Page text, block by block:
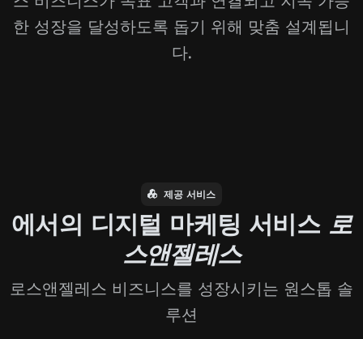
한 성장을 달성하도록 돕기 위해 맞춤 설계됩니
다.
제공 서비스
에서의 디지털 마케팅 서비스 로
스앤젤레스
로스앤젤레스 비즈니스를 성장시키는 원스톱 솔
루션